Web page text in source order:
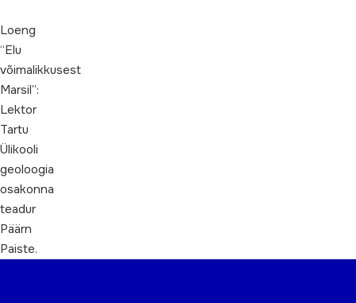
Loeng
“Elu
võimalikkusest
Marsil”:
Lektor
Tartu
Ülikooli
geoloogia
osakonna
teadur
Päärn
Paiste.